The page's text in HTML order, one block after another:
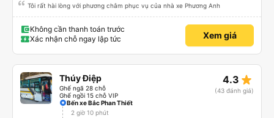
Tôi rất hài lòng với phương châm phục vụ của nhà xe Phương Anh
Không cần thanh toán trước
Xác nhận chỗ ngay lập tức
Xem giá
Thúy Điệp
Ghế ngã 28 chỗ
Ghế ngồi 15 chỗ VIP
4.3 star_rate
(43 đánh giá)
Bến xe Bắc Phan Thiết
2 giờ 10 phút